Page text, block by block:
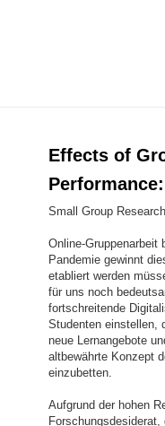
Effects of
Small Group
Online-Gruppenarbeit
Pandemie gewinnt
etabliert werden
für uns noch
fortschreitende
Studenten einstellen,
neue Lernangebote
altbewährte Konzept
einzubetten.
Aufgrund der hohen